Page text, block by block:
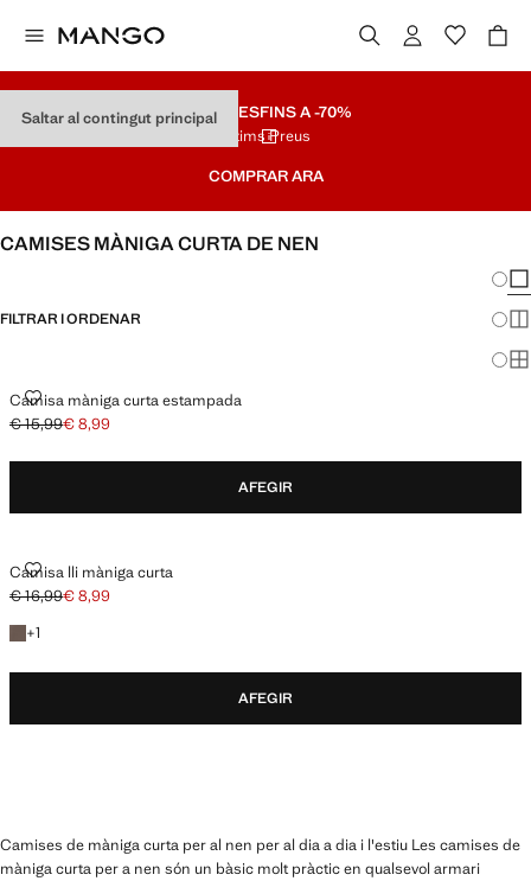
Saltar al contingut principalREBAIXESFINS A -70%
Últims Preus
COMPRAR ARA
CAMISES MÀNIGA CURTA DE NEN
FILTRAR I ORDENAR
Camisa màniga curta estampada
CAMISA MÀNIGA CURTA ESTAMPADA
Preu inicial ratllat [€ 15,99 ]
€ 15,99
Preu actual [€ 8,99 ]
€ 8,99
AFEGIR
Camisa lli màniga curta
CAMISA LLI MÀNIGA CURTA
Preu inicial ratllat [€ 16,99 ]
€ 16,99
Preu actual [€ 8,99 ]
€ 8,99
+1
+1 color
AFEGIR
Camises de màniga curta per al nen per al dia a dia i l'estiu Les camises de
màniga curta per a nen són un bàsic molt pràctic en qualsevol armari